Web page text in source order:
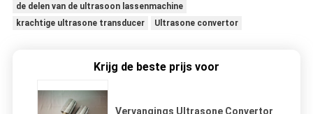
de delen van de ultrasoon lassenmachine
krachtige ultrasone transducer
Ultrasone convertor
Krijg de beste prijs voor
Vervangings Ultrasone Convertor